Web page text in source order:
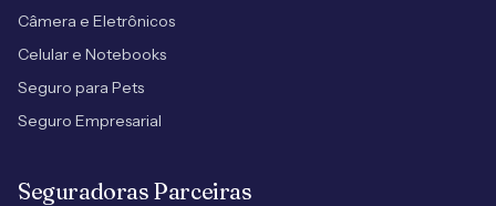
Câmera e Eletrônicos
Celular e Notebooks
Seguro para Pets
Seguro Empresarial
Seguradoras Parceiras